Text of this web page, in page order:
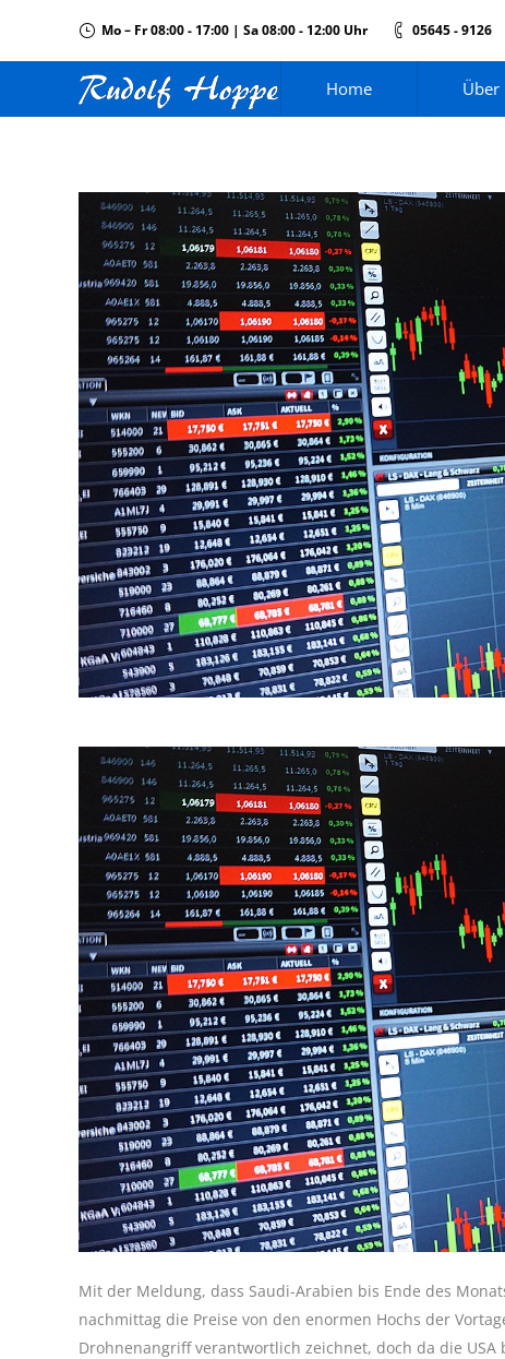
Mo – Fr 08:00 - 17:00 | Sa 08:00 - 12:00 Uhr 05645 - 9126
Home Über
Mit der Meldung, dass Saudi-Arabien bis Ende des
nachmittag die Preise von den enormen Hochs der
Drohnenangriff verantwortlich zeichnet, doch da die